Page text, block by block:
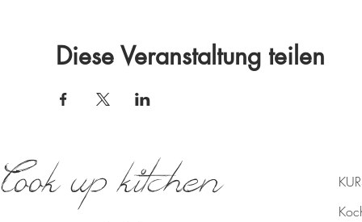
Diese Veranstaltung teilen
Cook up kitchen